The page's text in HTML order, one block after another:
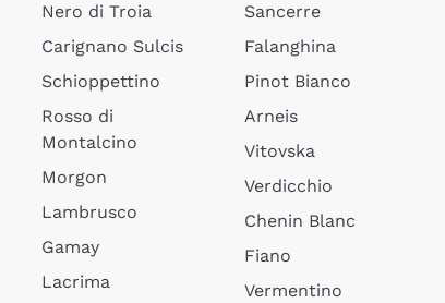
Nero di Troia
Carignano Sulcis
Schioppettino
Rosso di
Montalcino
Morgon
Lambrusco
Gamay
Lacrima
Sancerre
Falanghina
Pinot Bianco
Arneis
Vitovska
Verdicchio
Chenin Blanc
Fiano
Vermentino